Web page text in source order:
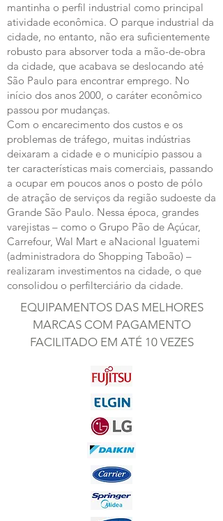
mantinha o perfil industrial como principal
atividade econômica. O parque industrial da
cidade, no entanto, não era suficientemente
robusto para absorver toda a mão-de-obra
da cidade, que acabava se deslocando até
São Paulo para encontrar emprego. No
início dos anos 2000, o caráter econômico
passou por mudanças.
Com o encarecimento dos custos e os
problemas de tráfego, muitas indústrias
deixaram a cidade e o município passou a
ter características mais comerciais, passando
a ocupar em poucos anos o posto de pólo
de atração de serviços da região sudoeste da
Grande São Paulo. Nessa época, grandes
varejistas – como o Grupo Pão de Açúcar,
Carrefour, Wal Mart e aNacional Iguatemi
(administradora do Shopping Taboão) –
realizaram investimentos na cidade, o que
consolidou o perfilterciário da cidade.
EQUIPAMENTOS DAS MELHORES
MARCAS COM PAGAMENTO
FACILITADO EM ATÉ 10 VEZES